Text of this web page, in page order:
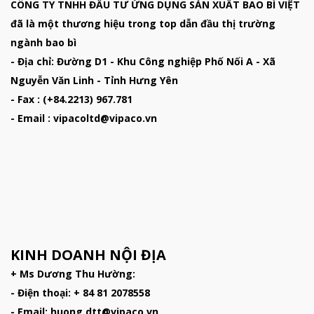
CÔNG TY TNHH ĐẦU TƯ ỨNG DỤNG SẢN XUẤT BAO BÌ VIỆT
đã là một thương hiệu trong top dẫn đầu thị trường
ngành bao bì
- Địa chỉ: Đường D1 - Khu Công nghiệp Phố Nối A - Xã
Nguyễn Văn Linh - Tỉnh Hưng Yên
- Fax : (+84.2213) 967.781
- Email : vipacoltd@vipaco.vn
KINH DOANH NỘI ĐỊA
+ Ms Dương Thu Hường:
- Điện thoại: + 84 81 2078558